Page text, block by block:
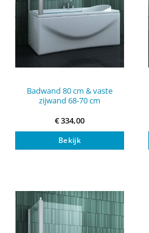
Badwand 80 cm & vaste
zijwand 68-70 cm
€334,00
Bekijk